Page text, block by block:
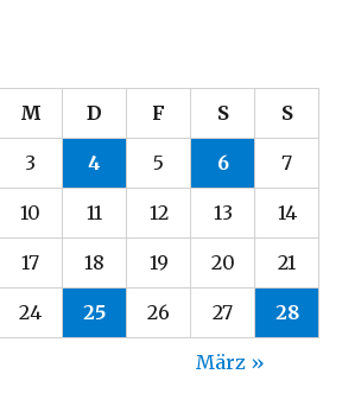
M D F S S
3 4 5 6 7
10 11 12 13 14
17 18 19 20 21
24 25 26 27 28
März »